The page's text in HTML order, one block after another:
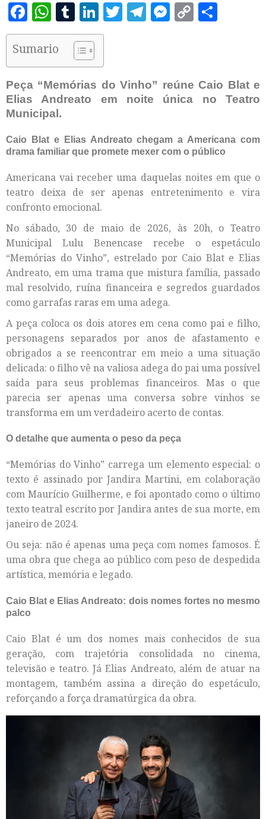
Facebook
WhatsApp
Tumblr
LinkedIn
Twitter
Telegram
Messenger
Copy
Sumario
Peça “Memórias do Vinho” reúne Caio Blat e
Elias Andreato em noite única no Teatro
Municipal.
Caio Blat e Elias Andreato chegam a Americana com
drama familiar que promete mexer com o público
Americana vai receber uma daquelas noites em que o
teatro deixa de ser apenas entretenimento e vira
confronto emocional.
No sábado, 30 de maio de 2026, às 20h, o Teatro
Municipal Lulu Benencase recebe o espetáculo
“Memórias do Vinho”, estrelado por Caio Blat e Elias
Andreato, em uma trama que mistura família, passado
mal resolvido, ruína financeira e segredos guardados
como garrafas raras em uma adega.
A peça coloca os dois atores em cena como pai e filho,
personagens separados por anos de afastamento e
obrigados a se reencontrar em meio a uma situação
delicada: o filho vê na valiosa adega do pai uma possível
saída para seus problemas financeiros. Mas o que
parecia ser apenas uma conversa sobre vinhos se
transforma em um verdadeiro acerto de contas.
O detalhe que aumenta o peso da peça
“Memórias do Vinho” carrega um elemento especial: o
texto é assinado por Jandira Martini, em colaboração
com Maurício Guilherme, e foi apontado como o último
texto teatral escrito por Jandira antes de sua morte, em
janeiro de 2024.
Ou seja: não é apenas uma peça com nomes famosos. É
uma obra que chega ao público com peso de despedida
artística, memória e legado.
Caio Blat e Elias Andreato: dois nomes fortes no mesmo
palco
Caio Blat é um dos nomes mais conhecidos de sua
geração, com trajetória consolidada no cinema,
televisão e teatro. Já Elias Andreato, além de atuar na
montagem, também assina a direção do espetáculo,
reforçando a força dramatúrgica da obra.